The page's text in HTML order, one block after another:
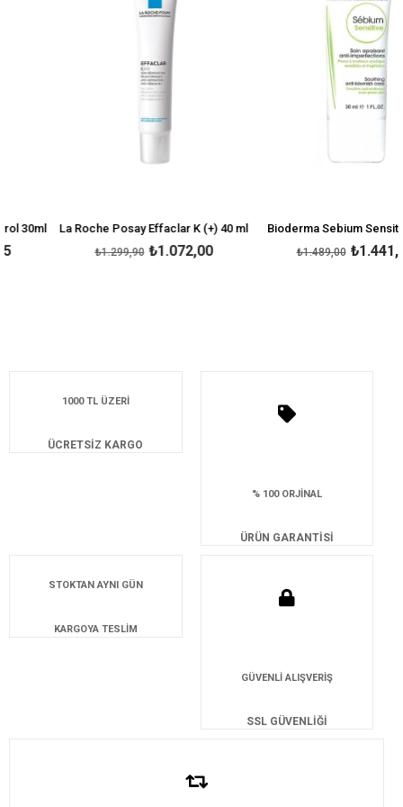
La Roche Posay Effaclar K (+) 40 ml
₺1.072,00
₺1.299,90
Bioderma Sebium Sensitive
₺1.441,19
₺1.489,00
1000 TL ÜZERİ
ÜCRETSİZ KARGO
% 100 ORJİNAL
ÜRÜN GARANTİSİ
STOKTAN AYNI GÜN
KARGOYA TESLİM
GÜVENLİ ALIŞVERİŞ
SSL GÜVENLİĞİ